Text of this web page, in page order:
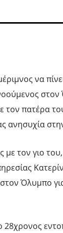
να
τον πατέρα
ανησυχία
με τον γιο
Όλυμπο
28χρονος